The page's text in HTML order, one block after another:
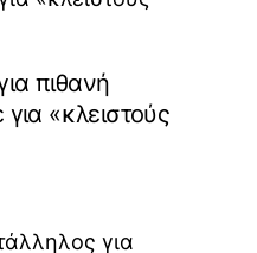
πιθανή
«κλειστούς